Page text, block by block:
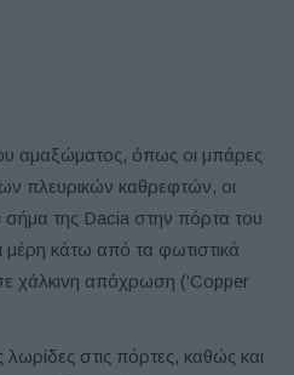
αμαξώματος, όπως οι μπάρες
πλευρικών καθρεφτών, οι
της Dacia στην πόρτα του
κάτω από τα φωτιστικά
χάλκινη απόχρωση (‘Copper
στις πόρτες, καθώς και